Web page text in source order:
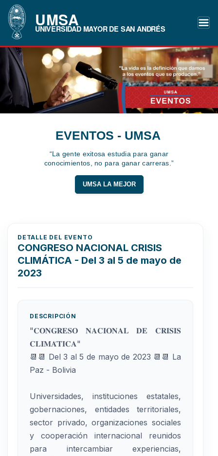
UMSA
UNIVERSIDAD MAYOR DE SAN ANDRÉS
EVENTOS - UMSA
“La gente exitosa estudia para ganar
conocimientos, no para ganar carreras.”
UMSA LA MEJOR
DETALLE DEL EVENTO
CONGRESO NACIONAL CRISIS
CLIMÁTICA - Del 3 al 5 de mayo de
2023
DESCRIPCIÓN
"𝐂𝐎𝐍𝐆𝐑𝐄𝐒𝐎 𝐍𝐀𝐂𝐈𝐎𝐍𝐀𝐋 𝐃𝐄 𝐂𝐑𝐈𝐒𝐈𝐒
𝐂𝐋𝐈𝐌𝐀́𝐓𝐈𝐂𝐀"
📆📆 Del 3 al 5 de mayo de 2023 📆📆 La
Paz - Bolivia
Universidades, instituciones estatales,
gobernaciones, entidades territoriales,
sector privado, organizaciones sociales
y cooperación internacional reunidos
para intercambiar experiencias,